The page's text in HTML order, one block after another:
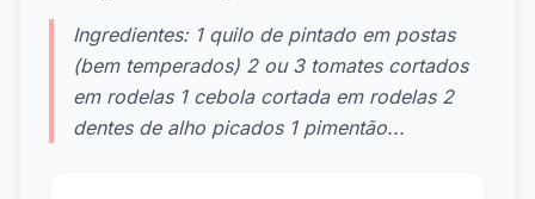
Ingredientes: 1 quilo de pintado em postas
(bem temperados) 2 ou 3 tomates cortados
em rodelas 1 cebola cortada em rodelas 2
dentes de alho picados 1 pimentão...